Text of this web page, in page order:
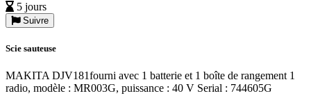
5 jours
Suivre
Scie sauteuse
MAKITA DJV181fourni avec 1 batterie et 1 boîte de rangement 1
radio, modèle : MR003G, puissance : 40 V Serial : 744605G